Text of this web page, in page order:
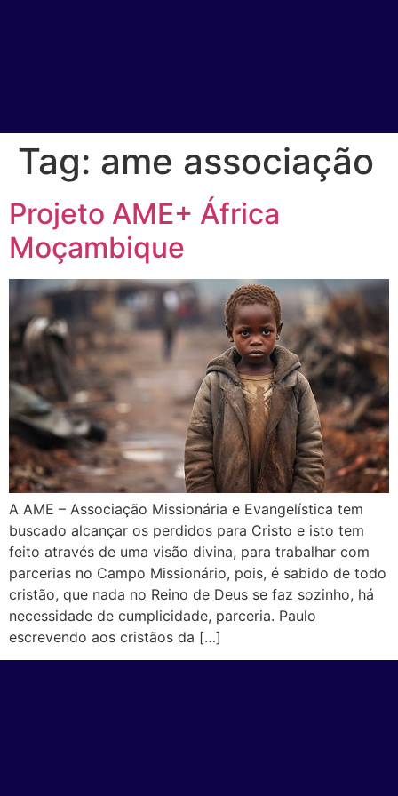
Tag: ame associação
Projeto AME+ África
Moçambique
A AME – Associação Missionária e Evangelística tem
buscado alcançar os perdidos para Cristo e isto tem
feito através de uma visão divina, para trabalhar com
parcerias no Campo Missionário, pois, é sabido de todo
cristão, que nada no Reino de Deus se faz sozinho, há
necessidade de cumplicidade, parceria. Paulo
escrevendo aos cristãos da […]